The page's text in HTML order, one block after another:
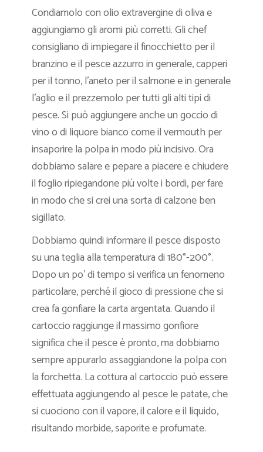
Condiamolo con olio extravergine di oliva e
aggiungiamo gli aromi più corretti. Gli chef
consigliano di impiegare il finocchietto per il
branzino e il pesce azzurro in generale, capperi
per il tonno, l’aneto per il salmone e in generale
l’aglio e il prezzemolo per tutti gli alti tipi di
pesce. Si può aggiungere anche un goccio di
vino o di liquore bianco come il vermouth per
insaporire la polpa in modo più incisivo. Ora
dobbiamo salare e pepare a piacere e chiudere
il foglio ripiegandone più volte i bordi, per fare
in modo che si crei una sorta di calzone ben
sigillato.
Dobbiamo quindi informare il pesce disposto
su una teglia alla temperatura di 180°-200°.
Dopo un po’ di tempo si verifica un fenomeno
particolare, perché il gioco di pressione che si
crea fa gonfiare la carta argentata. Quando il
cartoccio raggiunge il massimo gonfiore
significa che il pesce è pronto, ma dobbiamo
sempre appurarlo assaggiandone la polpa con
la forchetta. La cottura al cartoccio può essere
effettuata aggiungendo al pesce le patate, che
si cuociono con il vapore, il calore e il liquido,
risultando morbide, saporite e profumate.